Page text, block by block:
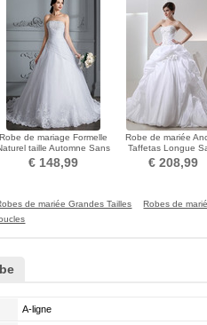
Robe de mariage Formelle
taille Automne Sans
bretelles
€ 148,99
Robe de mariée
Taffetas Longue
Manches Laçage
Avec Bijoux
€ 208,99
de mariée Grandes Tailles Robes de
A-ligne